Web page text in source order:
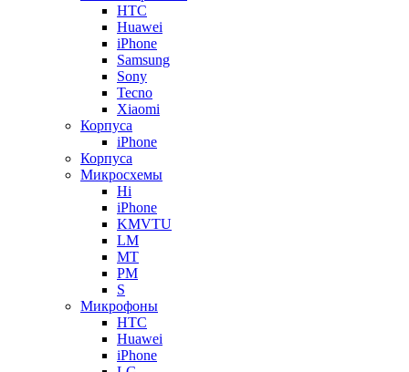
HTC
Huawei
iPhone
Samsung
Sony
Tecno
Xiaomi
Корпуса
iPhone
Корпуса
Микросхемы
Hi
iPhone
KMVTU
LM
MT
PM
S
Микрофоны
HTC
Huawei
iPhone